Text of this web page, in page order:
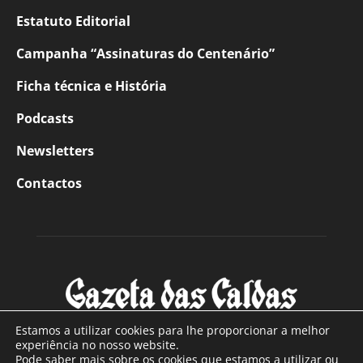
Estatuto Editorial
Campanha “Assinaturas do Centenário”
Ficha técnica e História
Podcasts
Newsletters
Contactos
Estamos a utilizar cookies para lhe proporcionar a melhor
experiência no nosso website.
Pode saber mais sobre os cookies que estamos a utilizar ou